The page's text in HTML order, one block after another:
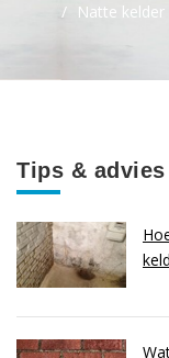
Natte
Tips & advies